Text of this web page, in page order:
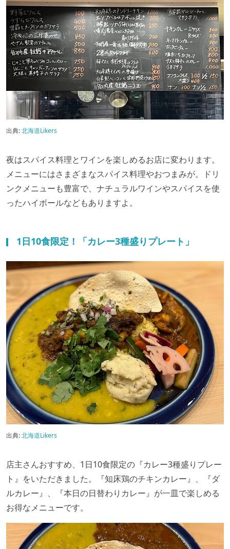
出典:北海道Likers
夜はスパイス料理とワインを楽しめるお店に変わります。
メニューにはさまざまなスパイス料理やおつまみが。ドリ
ンクメニューも豊富で、ナチュラルワインやスパイスを使
ったハイボールなどもありますよ。
1日10食限定！「カレー3種盛りプレート」
出典:北海道Likers
店主さんおすすめ、1日10食限定の『カレー3種盛りプレー
ト』をいただきました。『知床鶏のチキンカレー』、『ダ
ルカレー』、『本日の日替わりカレー』が一皿で楽しめる
お得なメニューです。